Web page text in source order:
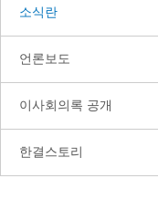
소식란
언론보도
이사회의록 공개
한결스토리